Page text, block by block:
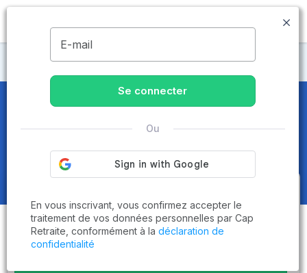
MENU
Maisons de retraite Loir-et-Cher
Maisons de retraite et EHPAD
Naveil (41100)
Obtenez le
comparatif des
établissementsadaptés à vos
critères en 3 minutes !
E-mail
Se connecter
Ou
En vous inscrivant, vous confirmez accepter le
traitement de vos données personnelles par Cap
Retraite, conformément à la déclaration de
confidentialité